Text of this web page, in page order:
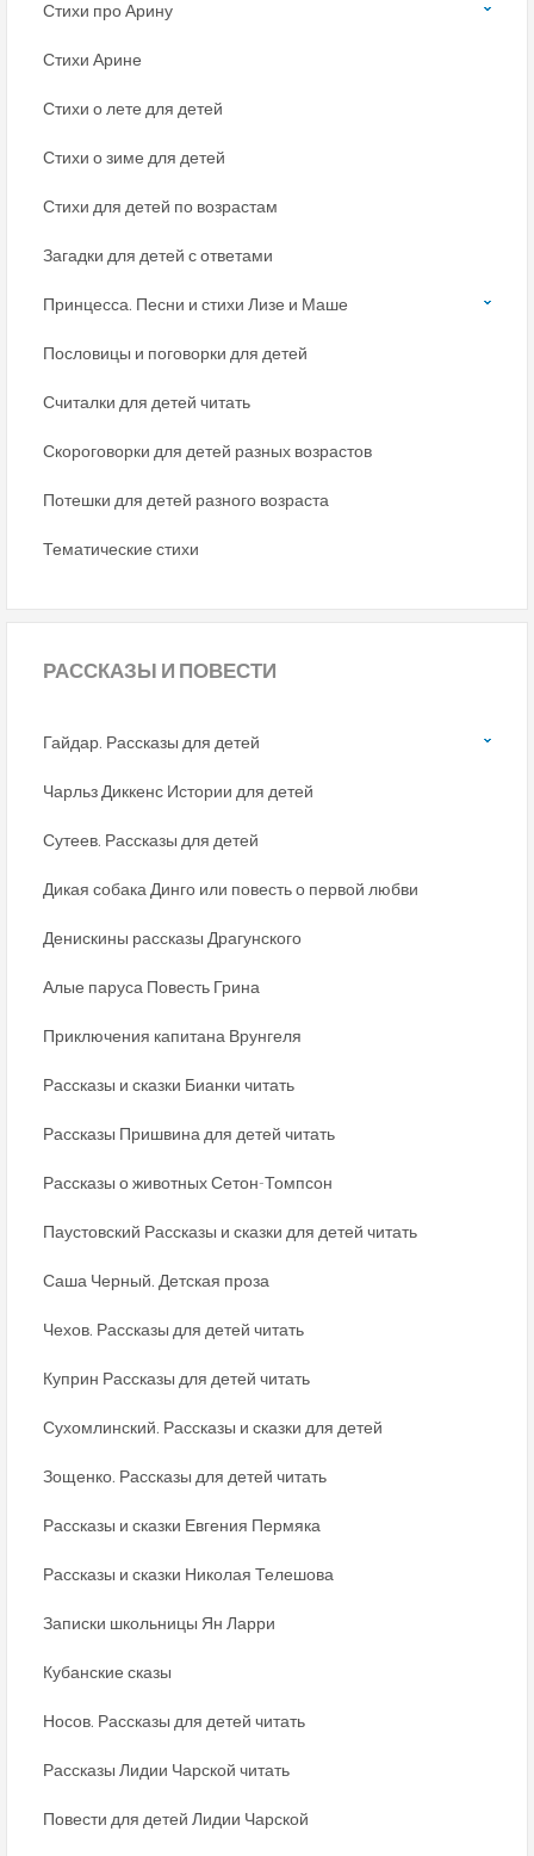
Стихи про Арину
Стихи Арине
Стихи о лете для детей
Стихи о зиме для детей
Стихи для детей по возрастам
Загадки для детей с ответами
Принцесса. Песни и стихи Лизе и Маше
Пословицы и поговорки для детей
Считалки для детей читать
Скороговорки для детей разных возрастов
Потешки для детей разного возраста
Тематические стихи
РАССКАЗЫ И ПОВЕСТИ
Гайдар. Рассказы для детей
Чарльз Диккенс Истории для детей
Сутеев. Рассказы для детей
Дикая собака Динго или повесть о первой любви
Денискины рассказы Драгунского
Алые паруса Повесть Грина
Приключения капитана Врунгеля
Рассказы и сказки Бианки читать
Рассказы Пришвина для детей читать
Рассказы о животных Сетон-Томпсон
Паустовский Рассказы и сказки для детей читать
Саша Черный. Детская проза
Чехов. Рассказы для детей читать
Куприн Рассказы для детей читать
Сухомлинский. Рассказы и сказки для детей
Зощенко. Рассказы для детей читать
Рассказы и сказки Евгения Пермяка
Рассказы и сказки Николая Телешова
Записки школьницы Ян Ларри
Кубанские сказы
Носов. Рассказы для детей читать
Рассказы Лидии Чарской читать
Повести для детей Лидии Чарской